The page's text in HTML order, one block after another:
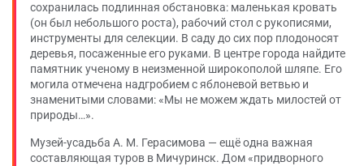
сохранилась подлинная обстановка: маленькая кровать
(он был небольшого роста), рабочий стол с рукописями,
инструменты для селекции. В саду до сих пор плодоносят
деревья, посаженные его руками. В центре города найдите
памятник ученому в неизменной широкополой шляпе. Его
могила отмечена надгробием с яблоневой ветвью и
знаменитыми словами: «Мы не можем ждать милостей от
природы…».
Музей-усадьба А. М. Герасимова — ещё одна важная
составляющая туров в Мичуринск. Дом «придворного